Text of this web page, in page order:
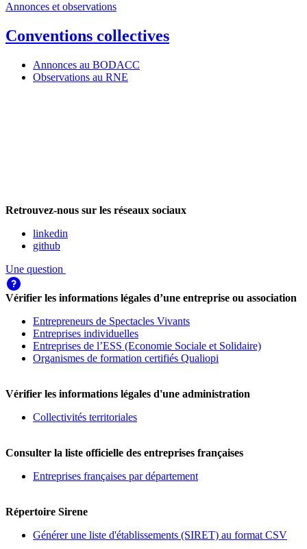
Annonces et observations
Conventions collectives
Annonces au BODACC
Observations au RNE
Retrouvez-nous sur les réseaux sociaux
linkedin
github
Une question
Vérifier les informations légales d’une entreprise ou association
Entrepreneurs de Spectacles Vivants
Entreprises individuelles
Entreprises de l’ESS (Economie Sociale et Solidaire)
Organismes de formation certifiés Qualiopi
Vérifier les informations légales d'une administration
Collectivités territoriales
Consulter la liste officielle des entreprises françaises
Entreprises françaises par département
Répertoire Sirene
Générer une liste d'établissements (SIRET) au format CSV